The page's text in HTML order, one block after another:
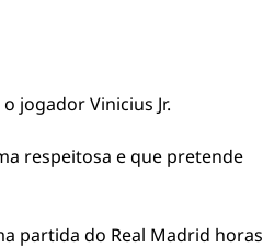
jogador Vinicius Jr.
respeitosa e que pretende
partida do Real Madrid horas